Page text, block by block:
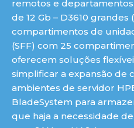
remotos e
de 12 Gb – D3610 grandes
compartimentos de
(SFF) com 25
oferecem soluções
simplificar a expansão de
ambientes de servidor
BladeSystem para
que haja a necessidade